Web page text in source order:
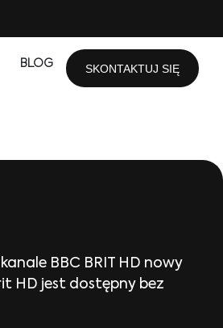
BLOG SKONTAKTUJ SIĘ
BBC BRIT HD nowy
HD jest dostępny bez